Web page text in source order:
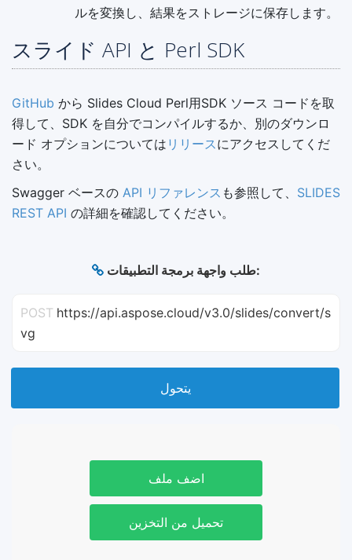
ルを変換し、結果をストレージに保存します。
スライド API と Perl SDK
GitHub から Slides Cloud Perl用SDK ソース コードを取
得して、SDK を自分でコンパイルするか、別のダウンロ
ード オプションについては リリース にアクセスしてくだ
さい。
Swagger ベースの API リファレンス も参照して、 SLIDES
REST API の詳細を確認してください。
طلب واجهة برمجة التطبيقات:
POST https://api.aspose.cloud/v3.0/slides/convert/s
vg
يتحول
اضف ملف
تحميل من التخزين